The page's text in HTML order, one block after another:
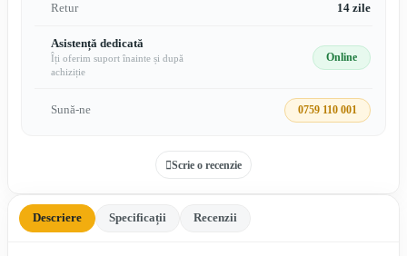
Retur 14 zile
Asistență dedicată
Îți oferim suport înainte și după
achiziție
Online
Sună-ne 0759 110 001
Scrie o recenzie
Descriere Specificații Recenzii